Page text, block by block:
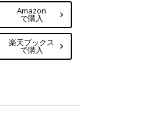
Amazon
で購入
楽天ブックス
で購入